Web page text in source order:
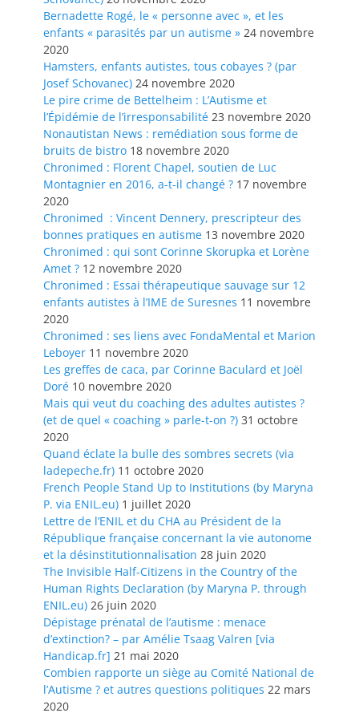
Bernadette Rogé, le « personne avec », et les
enfants « parasités par un autisme » 24 novembre
2020
Hamsters, enfants autistes, tous cobayes ? (par
Josef Schovanec) 24 novembre 2020
Le pire crime de Bettelheim : L’Autisme et
l’Épidémie de l’irresponsabilité 23 novembre 2020
Nonautistan News : remédiation sous forme de
bruits de bistro 18 novembre 2020
Chronimed : Florent Chapel, soutien de Luc
Montagnier en 2016, a-t-il changé ? 17 novembre
2020
Chronimed : Vincent Dennery, prescripteur des
bonnes pratiques en autisme 13 novembre 2020
Chronimed : qui sont Corinne Skorupka et Lorène
Amet ? 12 novembre 2020
Chronimed : Essai thérapeutique sauvage sur 12
enfants autistes à l’IME de Suresnes 11 novembre
2020
Chronimed : ses liens avec FondaMental et Marion
Leboyer 11 novembre 2020
Les greffes de caca, par Corinne Baculard et Joël
Doré 10 novembre 2020
Mais qui veut du coaching des adultes autistes ?
(et de quel « coaching » parle-t-on ?) 31 octobre
2020
Quand éclate la bulle des sombres secrets (via
ladepeche.fr) 11 octobre 2020
French People Stand Up to Institutions (by Maryna
P. via ENIL.eu) 1 juillet 2020
Lettre de l’ENIL et du CHA au Président de la
République française concernant la vie autonome
et la désinstitutionnalisation 28 juin 2020
The Invisible Half-Citizens in the Country of the
Human Rights Declaration (by Maryna P. through
ENIL.eu) 26 juin 2020
Dépistage prénatal de l’autisme : menace
d’extinction? – par Amélie Tsaag Valren [via
Handicap.fr] 21 mai 2020
Combien rapporte un siège au Comité National de
l’Autisme ? et autres questions politiques 22 mars
2020